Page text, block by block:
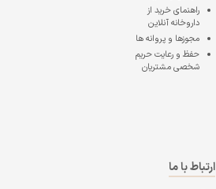
راهنمای خرید از
داروخانه آنلاین
مجوزها و پروانه ها
حفظ و رعایت حریم
شخصی مشتریان
ارتباط با ما